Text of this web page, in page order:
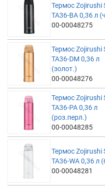
Термос Zojirushi
TA36-BA 0,36 л
00-00048275
Термос Zojirushi
TA36-DM 0,36 л
(золот.)
00-00048276
Термос Zojirushi
TA36-PA 0,36 л
(роз.перл.)
00-00048285
Термос Zojirushi
TA36-WA 0,36 л
00-00048281